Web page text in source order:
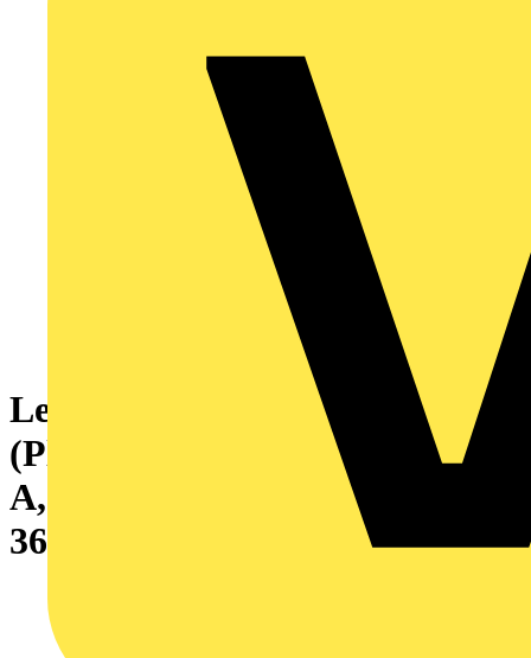
Leiterplattensteckverbinder
(Platinenanschluss), 320 V, 10
A, Raster in mm: 5.00, Polzahl:
36, THT-Lötanschluss, Box